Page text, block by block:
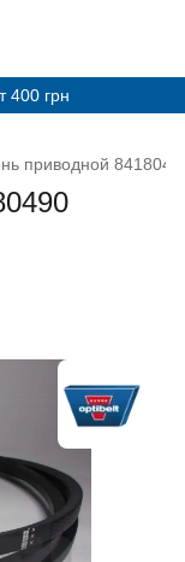
400 грн
приводной